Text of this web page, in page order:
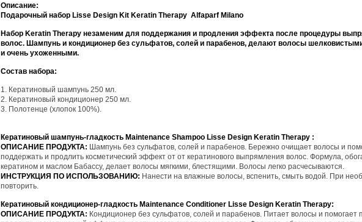
Описание:
Подарочный набор Lisse Design Kit Keratin Therapy Alfaparf Milano
Набор Keratin Therapy незаменим для поддержания и продления эффекта после процедуры
волос. Шампунь и кондиционер без сульфатов, солей и парабенов, делают волосы
и очень ухоженными.
Состав набора:
1. Кератиновый шампунь 250 мл.
2. Кератиновый кондиционер 250 мл.
3. Полотенце (хлопок 100%).
Кератиновый шампунь-гладкость Maintenance Shampoo Lisse Design Keratin Therapy :
ОПИСАНИЕ ПРОДУКТА: Шампунь без сульфатов, солей и парабенов. Бережно очищает волосы и
поддержать и продлить косметический эффект от от кератинового выпрямления волос. Формула,
кератином и маслом Бабассу, делает волосы мягкими, блестящими. Волосы легко расчесываются.
ИНСТРУКЦИЯ ПО ИСПОЛЬЗОВАНИЮ: Нанести на влажные волосы, вспенить, смыть водой. При
повторить.
Кератиновый кондиционер-гладкость Maintenance Conditioner Lisse Design Keratin Therapy:
ОПИСАНИЕ ПРОДУКТА: Кондиционер без сульфатов, солей и парабенов. Питает волосы и помогает